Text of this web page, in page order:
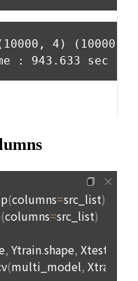
보를 "회사"의 사전동의
방법으로 사용하거나 이
여, 학습의 목적, “기업회
안 된다.
하는 행위
위, 타인의 의사에 반하여
으로 전송하는 행위
주거나 줄 우려가 있다고
영리행위
를 해하거나 관계법령에
개인정보취급방침은 “사
트의 정책을 검토해 보시
의 아동은 구직활동을 할
’에서 자신의 개인정보를
해 개인정보의 수집 및 이